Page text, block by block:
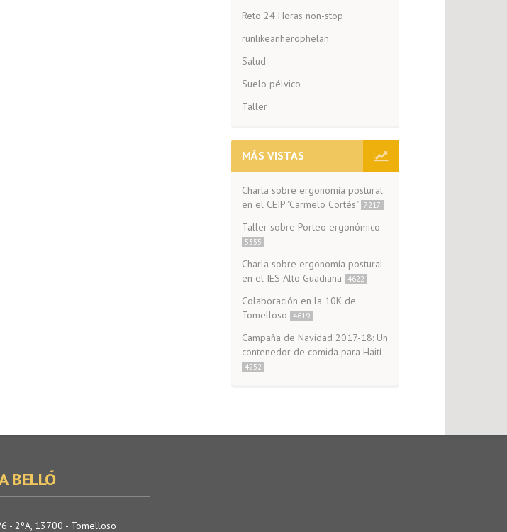
Reto 24 Horas non-stop
runlikeanherophelan
Salud
Suelo pélvico
Taller
MÁS VISTAS
Charla sobre ergonomía postural
en el CEIP "Carmelo Cortés" 7217
Taller sobre Porteo ergonómico
5355
Charla sobre ergonomía postural
en el IES Alto Guadiana
4622
Colaboración en la 10K de
Tomelloso
4619
Campaña de Navidad 2017-18: Un
contenedor de comida para Haití
4252
BELLÓ
- 2ºA, 13700 - Tomelloso